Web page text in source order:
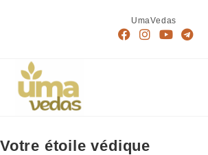
UmaVedas
Votre étoile védique